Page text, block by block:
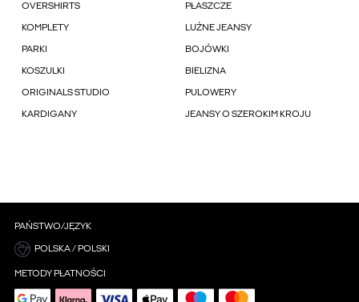
OVERSHIRTS PŁASZCZE
KOMPLETY LUŹNE JEANSY
PARKI BOJÓWKI
KOSZULKI BIELIZNA
ORIGINALS STUDIO PULOWERY
KARDIGANY JEANSY O SZEROKIM KROJU
PAŃSTWO/JĘZYK
POLSKA / POLSKI
METODY PŁATNOŚCI